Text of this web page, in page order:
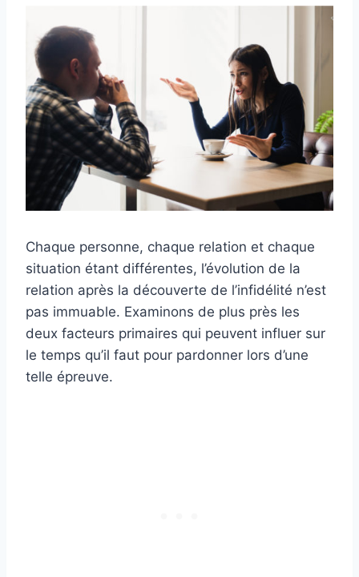
Chaque personne, chaque relation et chaque
situation étant différentes, l’évolution de la
relation après la découverte de l’infidélité n’est
pas immuable. Examinons de plus près les
deux facteurs primaires qui peuvent influer sur
le temps qu’il faut pour pardonner lors d’une
telle épreuve.